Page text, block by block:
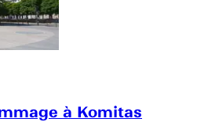
à Komitas